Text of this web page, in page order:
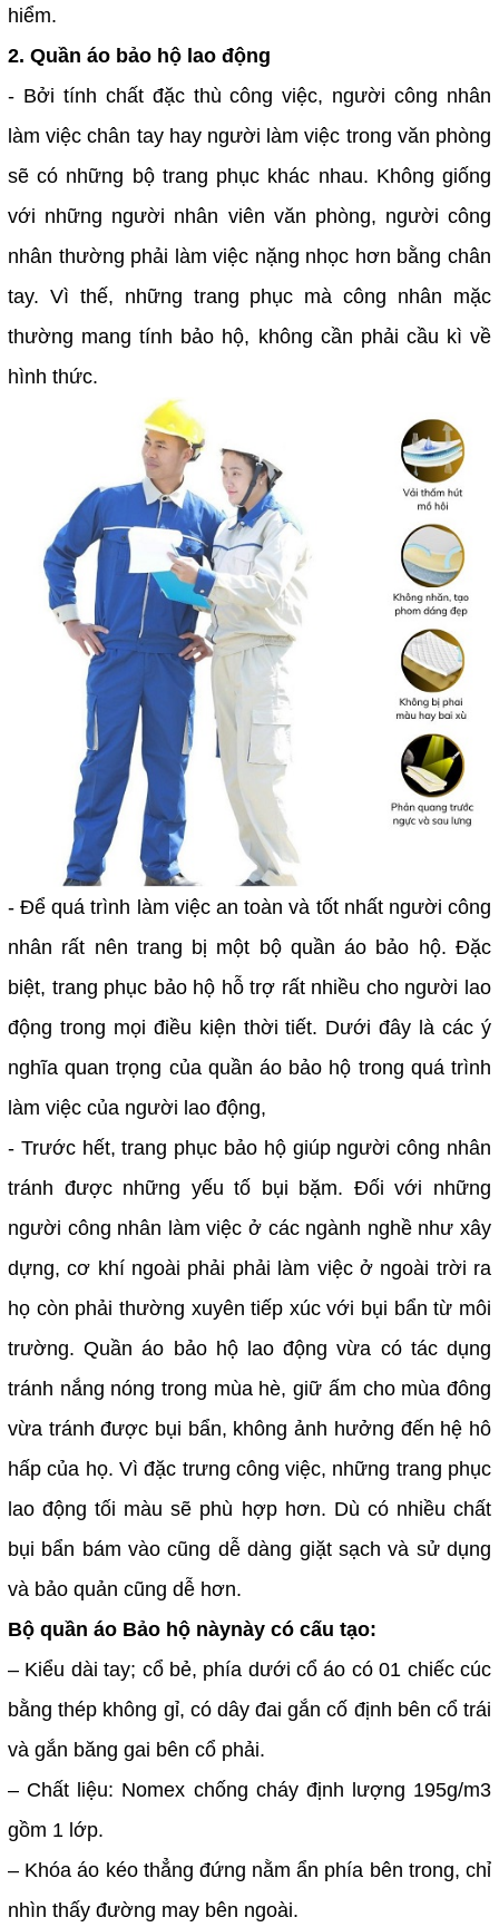
hiểm.
2. Quần áo bảo hộ lao động
- Bởi tính chất đặc thù công việc, người công nhân
làm việc chân tay hay người làm việc trong văn phòng
sẽ có những bộ trang phục khác nhau. Không giống
với những người nhân viên văn phòng, người công
nhân thường phải làm việc nặng nhọc hơn bằng chân
tay. Vì thế, những trang phục mà công nhân mặc
thường mang tính bảo hộ, không cần phải cầu kì về
hình thức.
- Để quá trình làm việc an toàn và tốt nhất người công
nhân rất nên trang bị một bộ quần áo bảo hộ. Đặc
biệt, trang phục bảo hộ hỗ trợ rất nhiều cho người lao
động trong mọi điều kiện thời tiết. Dưới đây là các ý
nghĩa quan trọng của quần áo bảo hộ trong quá trình
làm việc của người lao động,
- Trước hết, trang phục bảo hộ giúp người công nhân
tránh được những yếu tố bụi bặm. Đối với những
người công nhân làm việc ở các ngành nghề như xây
dựng, cơ khí ngoài phải phải làm việc ở ngoài trời ra
họ còn phải thường xuyên tiếp xúc với bụi bẩn từ môi
trường. Quần áo bảo hộ lao động vừa có tác dụng
tránh nắng nóng trong mùa hè, giữ ấm cho mùa đông
vừa tránh được bụi bẩn, không ảnh hưởng đến hệ hô
hấp của họ. Vì đặc trưng công việc, những trang phục
lao động tối màu sẽ phù hợp hơn. Dù có nhiều chất
bụi bẩn bám vào cũng dễ dàng giặt sạch và sử dụng
và bảo quản cũng dễ hơn.
Bộ quần áo Bảo hộ nàynày có cấu tạo:
– Kiểu dài tay; cổ bẻ, phía dưới cổ áo có 01 chiếc cúc
bằng thép không gỉ, có dây đai gắn cố định bên cổ trái
và gắn băng gai bên cổ phải.
– Chất liệu: Nomex chống cháy định lượng 195g/m3
gồm 1 lớp.
– Khóa áo kéo thẳng đứng nằm ẩn phía bên trong, chỉ
nhìn thấy đường may bên ngoài.